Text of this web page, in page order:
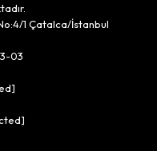
1 Çatalca/İstanbul
03